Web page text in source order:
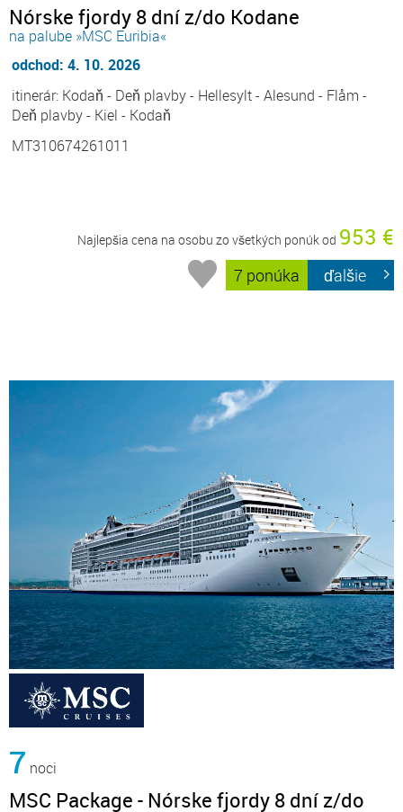
Nórske fjordy 8 dní z/do Kodane
na palube »MSC Euribia«
odchod: 4. 10. 2026
itinerár: Kodaň - Deň plavby - Hellesylt - Alesund - Flåm -
Deň plavby - Kiel - Kodaň
MT310674261011
Najlepšia cena na osobu zo všetkých ponúk od 953 €
7 ponúka ďalšie
7 noci
MSC Package - Nórske fjordy 8 dní z/do